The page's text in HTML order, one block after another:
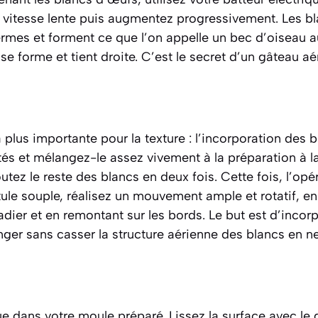
lente puis augmentez progressivement. Les
et forment ce que l’on appelle un bec d’oiseau
forme et tient droite. C’est le secret d’un gâteau
plus importante pour la texture : l’incorporation des
et mélangez-le assez vivement à la préparation à
le reste des blancs en deux fois. Cette fois,
souple, réalisez un mouvement ample et rotatif,
et en remontant sur les bords. Le but est
sans casser la structure aérienne des blancs en